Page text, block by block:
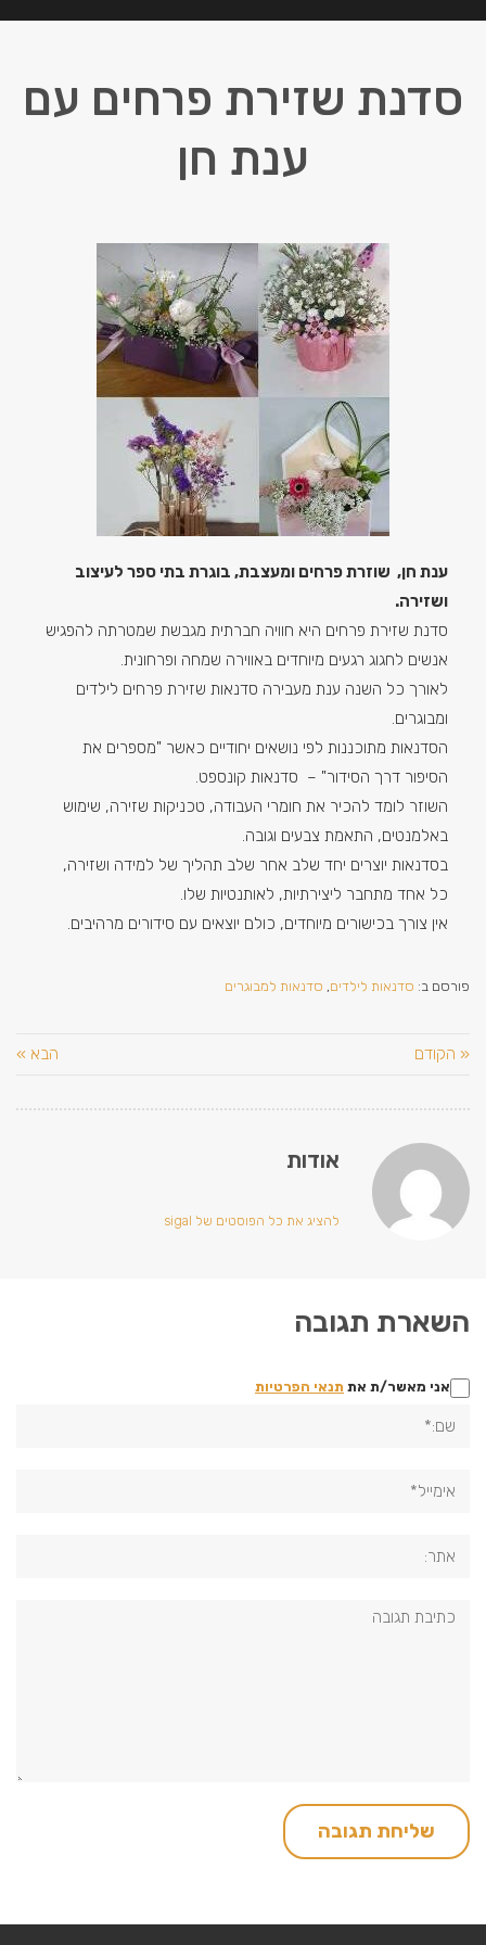
סדנת שזירת פרחים עם
ענת חן
ענת חן, שוזרת פרחים ומעצבת, בוגרת בתי ספר לעיצוב
ושזירה.
סדנת שזירת פרחים היא חוויה חברתית מגבשת שמטרתה להפגיש
אנשים לחגוג רגעים מיוחדים באווירה שמחה ופרחונית.
לאורך כל השנה ענת מעבירה סדנאות שזירת פרחים לילדים
ומבוגרים.
הסדנאות מתוכננות לפי נושאים יחודיים כאשר "מספרים את
הסיפור דרך הסידור" – סדנאות קונספט.
השוזר לומד להכיר את חומרי העבודה, טכניקות שזירה, שימוש
באלמנטים, התאמת צבעים וגובה.
בסדנאות יוצרים יחד שלב אחר שלב תהליך של למידה ושזירה,
כל אחד מתחבר ליצירתיות, לאותנטיות שלו.
אין צורך בכישורים מיוחדים, כולם יוצאים עם סידורים מרהיבים.
פורסם ב: סדנאות לילדים, סדנאות למבוגרים
« הקודם הבא »
אודות
להציג את כל הפוסטים של sigal
השארת תגובה
אני מאשר/ת את תנאי הפרטיות